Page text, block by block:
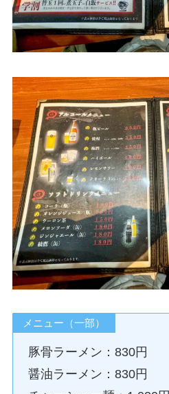
メニュー（一部）
豚骨ラーメン：830円
醤油ラーメン：830円